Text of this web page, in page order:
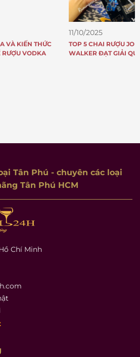
TOP 5 CHAI RƯỢU JOHNNIE
WALKER ĐẠT GIẢI QUỐC TẾ
Tân Phú - chuyên các loại
Tân Phú HCM
Chí Minh